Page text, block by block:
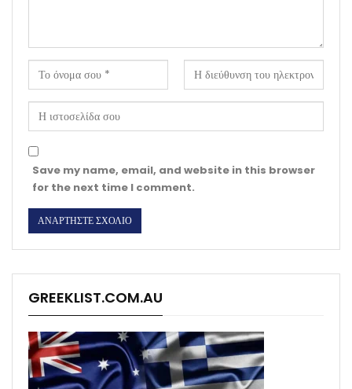
Save my name, email, and website in this browser
for the next time I comment.
GREEKLIST.COM.AU